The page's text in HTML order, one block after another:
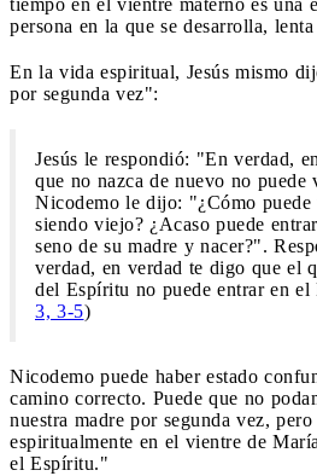
persona en la que se desarrolla,
En la vida espiritual, Jesús mismo
por segunda vez":
Jesús le respondió: "En verdad,
que no nazca de nuevo no
Nicodemo le dijo: "¿Cómo puede
siendo viejo? ¿Acaso puede
seno de su madre y nacer?".
verdad, en verdad te digo que el
del Espíritu no puede entrar en
3, 3-5)
Nicodemo puede haber estado
camino correcto. Puede que no
nuestra madre por segunda vez,
espiritualmente en el vientre de
el Espíritu."